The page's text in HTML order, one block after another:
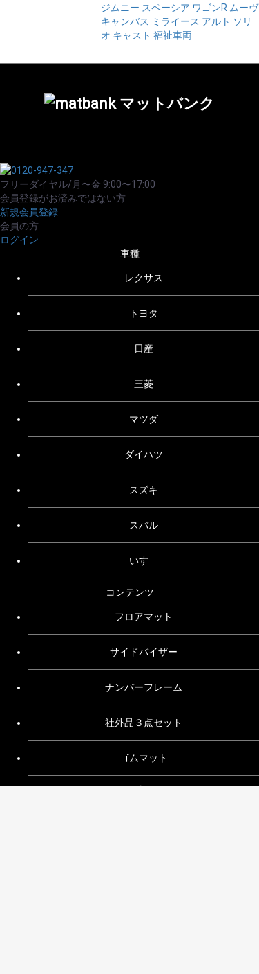
ジムニー スペーシア ワゴンR ムーヴ
キャンバス ミライース アルト ソリ
オ キャスト 福祉車両
フリーダイヤル/月〜金 9:00〜17:00
会員登録がお済みではない方
新規会員登録
会員の方
ログイン
車種
レクサス
トヨタ
日産
三菱
マツダ
ダイハツ
スズキ
スバル
いすゞ
コンテンツ
フロアマット
サイドバイザー
ナンバーフレーム
社外品３点セット
ゴムマット